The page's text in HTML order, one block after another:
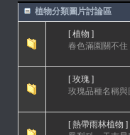
植物分類圖片討論區
[ 植物 ]
春色滿園關不
[ 玫瑰 ]
玫瑰品種名稱與
[ 熱帶雨林植物 ]